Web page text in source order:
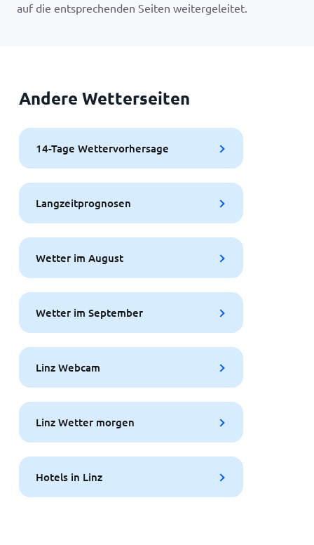
auf die entsprechenden Seiten weitergeleitet.
Andere Wetterseiten
14-Tage Wettervorhersage
Langzeitprognosen
Wetter im August
Wetter im September
Linz Webcam
Linz Wetter morgen
Hotels in Linz